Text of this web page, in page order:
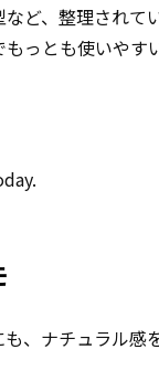
など、整理されて
っとも使いやす
、ナチュラル感